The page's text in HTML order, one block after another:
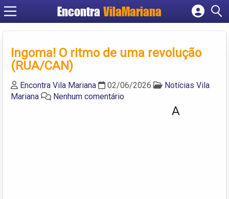
EncontraVilaMariana
Cadastrar empresa
Criar conta
Ingoma! O ritmo de uma revolução
(RUA/CAN)
Encontra Vila Mariana 02/06/2026
Notícias Vila
Mariana
Nenhum comentário
A